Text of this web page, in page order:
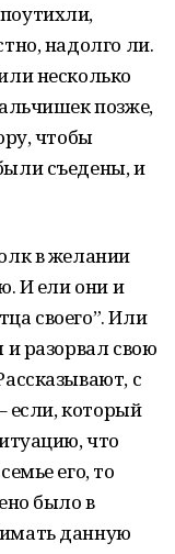
надолго ли.
несколько
позже,
чтобы
съедены, и
в желании
И ели они и
своего”. Или
разорвал свою
с
если, который
что
его, то
было в
данную